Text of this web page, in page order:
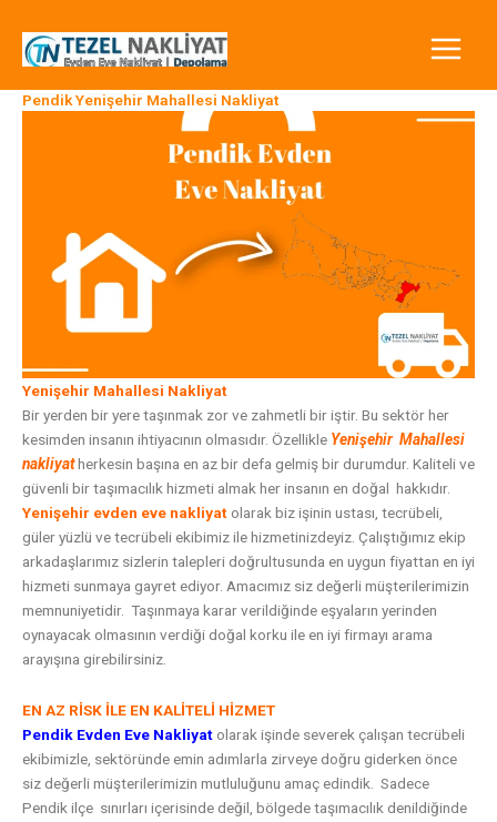
atla
Pendik Yenişehir Mahallesi Nakliyat
Yenişehir Mahallesi Nakliyat
Bir yerden bir yere taşınmak zor ve zahmetli bir iştir. Bu sektör her
kesimden insanın ihtiyacının olmasıdır. Özellikle Yenişehir Mahallesi
nakliyatherkesin başına en az bir defa gelmiş bir durumdur. Kaliteli ve
güvenli bir taşımacılık hizmeti almak her insanın en doğal hakkıdır.
Yenişehir evden eve nakliyatolarak biz işinin ustası, tecrübeli,
güler yüzlü ve tecrübeli ekibimiz ile hizmetinizdeyiz. Çalıştığımız ekip
arkadaşlarımız sizlerin talepleri doğrultusunda en uygun fiyattan en iyi
hizmeti sunmaya gayret ediyor. Amacımız siz değerli müşterilerimizin
memnuniyetidir. Taşınmaya karar verildiğinde eşyaların yerinden
oynayacak olmasının verdiği doğal korku ile en iyi firmayı arama
arayışına girebilirsiniz.
EN AZ RİSK İLE EN KALİTELİ HİZMET
Pendik Evden Eve Nakliyatolarak işinde severek çalışan tecrübeli
ekibimizle, sektöründe emin adımlarla zirveye doğru giderken önce
siz değerli müşterilerimizin mutluluğunu amaç edindik. Sadece
Pendik ilçe sınırları içerisinde değil, bölgede taşımacılık denildiğinde